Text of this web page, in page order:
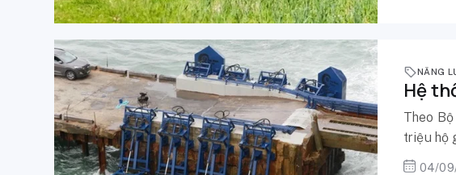
NĂNG
Hệ
Theo
triệu hộ
04/